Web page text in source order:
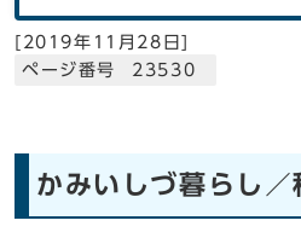
[ 2019年11月28日]
ページ番号 23530
かみいしづ暮らし／